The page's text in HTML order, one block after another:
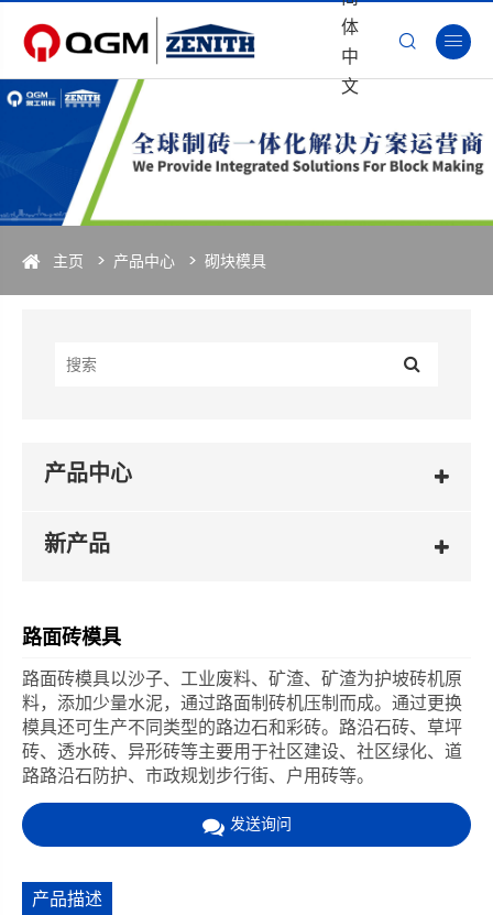
体
中
文
 
主页 产品中心 砌块模具
产品中心
新产品
路面砖模具
路面砖模具以沙子、工业废料、矿渣、矿渣为护坡砖机原
料，添加少量水泥，通过路面制砖机压制而成。通过更换
模具还可生产不同类型的路边石和彩砖。路沿石砖、草坪
砖、透水砖、异形砖等主要用于社区建设、社区绿化、道
路路沿石防护、市政规划步行街、户用砖等。
发送询问
产品描述